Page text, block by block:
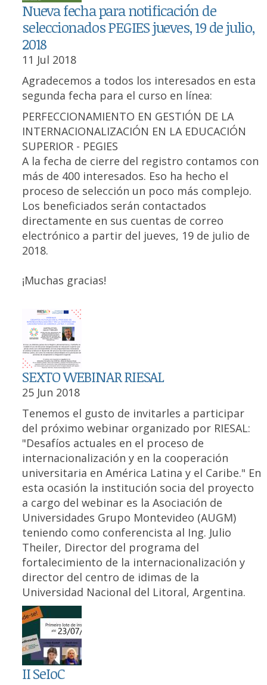
Nueva fecha para notificación de
seleccionados PEGIES jueves, 19 de julio,
2018
11 Jul 2018
Agradecemos a todos los interesados en esta
segunda fecha para el curso en línea:
PERFECCIONAMIENTO EN GESTIÓN DE LA
INTERNACIONALIZACIÓN EN LA EDUCACIÓN
SUPERIOR - PEGIES
A la fecha de cierre del registro contamos con
más de 400 interesados. Eso ha hecho el
proceso de selección un poco más complejo.
Los beneficiados serán contactados
directamente en sus cuentas de correo
electrónico a partir del jueves, 19 de julio de
2018.
¡Muchas gracias!
SEXTO WEBINAR RIESAL
25 Jun 2018
Tenemos el gusto de invitarles a participar
del próximo webinar organizado por RIESAL:
"Desafíos actuales en el proceso de
internacionalización y en la cooperación
universitaria en América Latina y el Caribe." En
esta ocasión la institución socia del proyecto
a cargo del webinar es la Asociación de
Universidades Grupo Montevideo (AUGM)
teniendo como conferencista al Ing. Julio
Theiler, Director del programa del
fortalecimiento de la internacionalización y
director del centro de idimas de la
Universidad Nacional del Litoral, Argentina.
II SeIoC